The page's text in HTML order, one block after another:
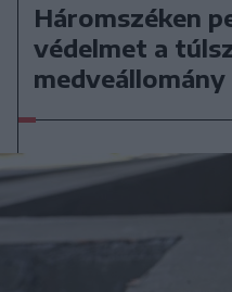
Háromszéken
védelmet a